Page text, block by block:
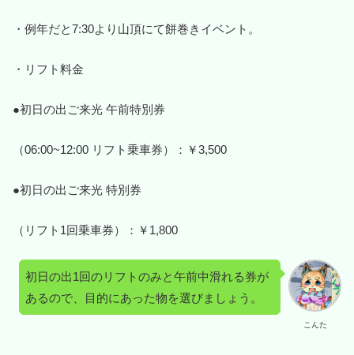
・例年だと7:30より山頂にて餅巻きイベント。
・リフト料金
●初日の出ご来光 午前特別券
（06:00~12:00 リフト乗車券）：￥3,500
●初日の出ご来光 特別券
（リフト1回乗車券）：￥1,800
こんた
初日の出1回のリフトのみと午前中滑れる券が
あるので、目的にあった物を選びましょう。